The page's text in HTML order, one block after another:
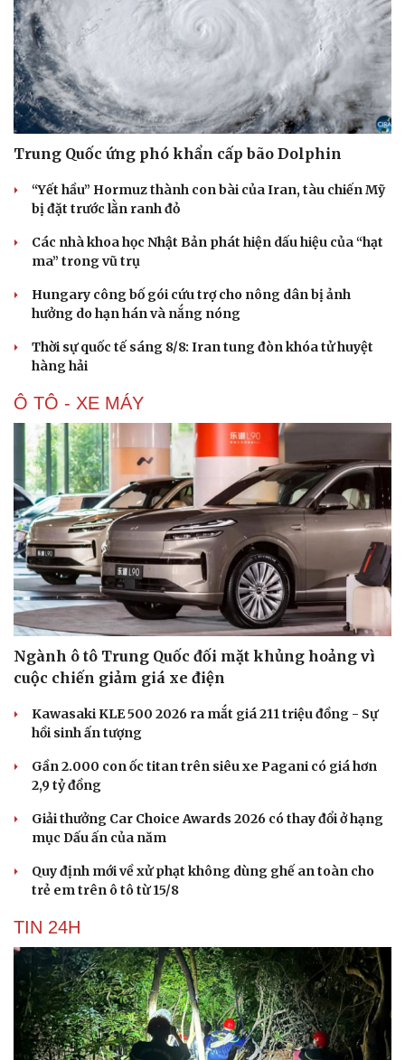
Du lịch
Săn Tour
check-in
Podcast
Đọc truyện đêm khuya
Hạt giống tâm hồn
Trung Quốc ứng phó khẩn cấp bão Dolphin
“Yết hầu” Hormuz thành con bài của Iran, tàu chiến Mỹ
bị đặt trước lằn ranh đỏ
Các nhà khoa học Nhật Bản phát hiện dấu hiệu của “hạt
ma” trong vũ trụ
Hungary công bố gói cứu trợ cho nông dân bị ảnh
hưởng do hạn hán và nắng nóng
Thời sự quốc tế sáng 8/8: Iran tung đòn khóa tử huyệt
hàng hải
Ô TÔ - XE MÁY
Ngành ô tô Trung Quốc đối mặt khủng hoảng vì
cuộc chiến giảm giá xe điện
Kawasaki KLE 500 2026 ra mắt giá 211 triệu đồng - Sự
hồi sinh ấn tượng
Gần 2.000 con ốc titan trên siêu xe Pagani có giá hơn
2,9 tỷ đồng
Giải thưởng Car Choice Awards 2026 có thay đổi ở hạng
mục Dấu ấn của năm
Quy định mới về xử phạt không dùng ghế an toàn cho
trẻ em trên ô tô từ 15/8
TIN 24H